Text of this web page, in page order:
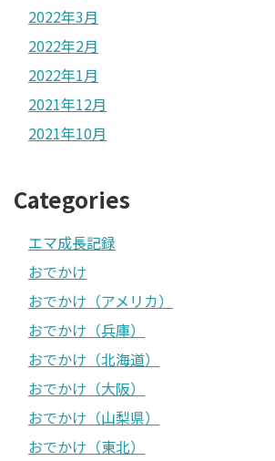
2022年3月
2022年2月
2022年1月
2021年12月
2021年10月
Categories
エマ成長記録
おでかけ
おでかけ（アメリカ）
おでかけ（兵庫）
おでかけ（北海道）
おでかけ（大阪）
おでかけ（山梨県）
おでかけ（東北）